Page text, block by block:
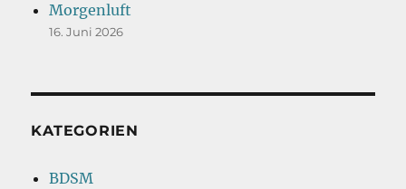
Morgenluft
16. Juni 2026
KATEGORIEN
BDSM